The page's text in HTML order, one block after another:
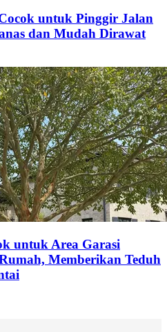
untuk Pinggir Jalan
dan Mudah Dirawat
untuk Area Garasi
Memberikan Teduh